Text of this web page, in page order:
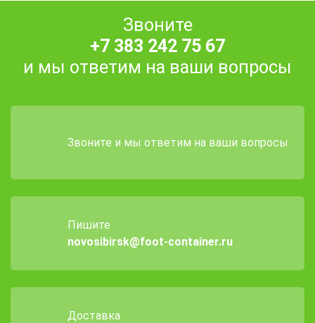
Звоните
+7 383 242 75 67
и мы ответим на ваши вопросы
Звоните и мы ответим на ваши вопросы
Пишите
novosibirsk@foot-container.ru
Доставка